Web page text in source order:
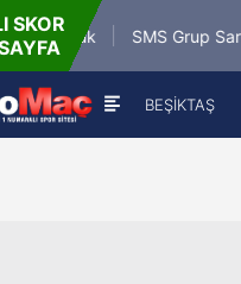
SKORSMS Grup Sarıyerspor
BEŞİKTAŞ